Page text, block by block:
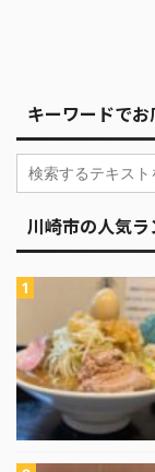
キーワードで
川崎市の人気